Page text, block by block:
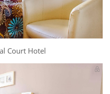
Court Hotel